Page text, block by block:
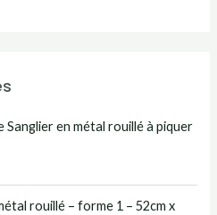
Sanglier en métal rouillé à piquer
rouillé – forme 1 – 52cm x